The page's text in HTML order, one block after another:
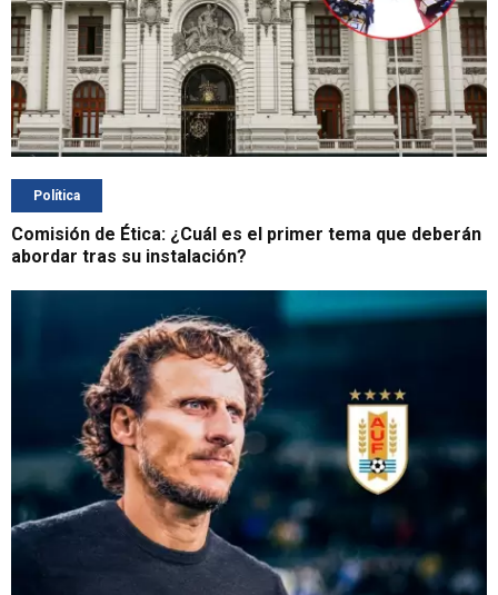
Política
Comisión de Ética: ¿Cuál es el primer tema que deberán
abordar tras su instalación?